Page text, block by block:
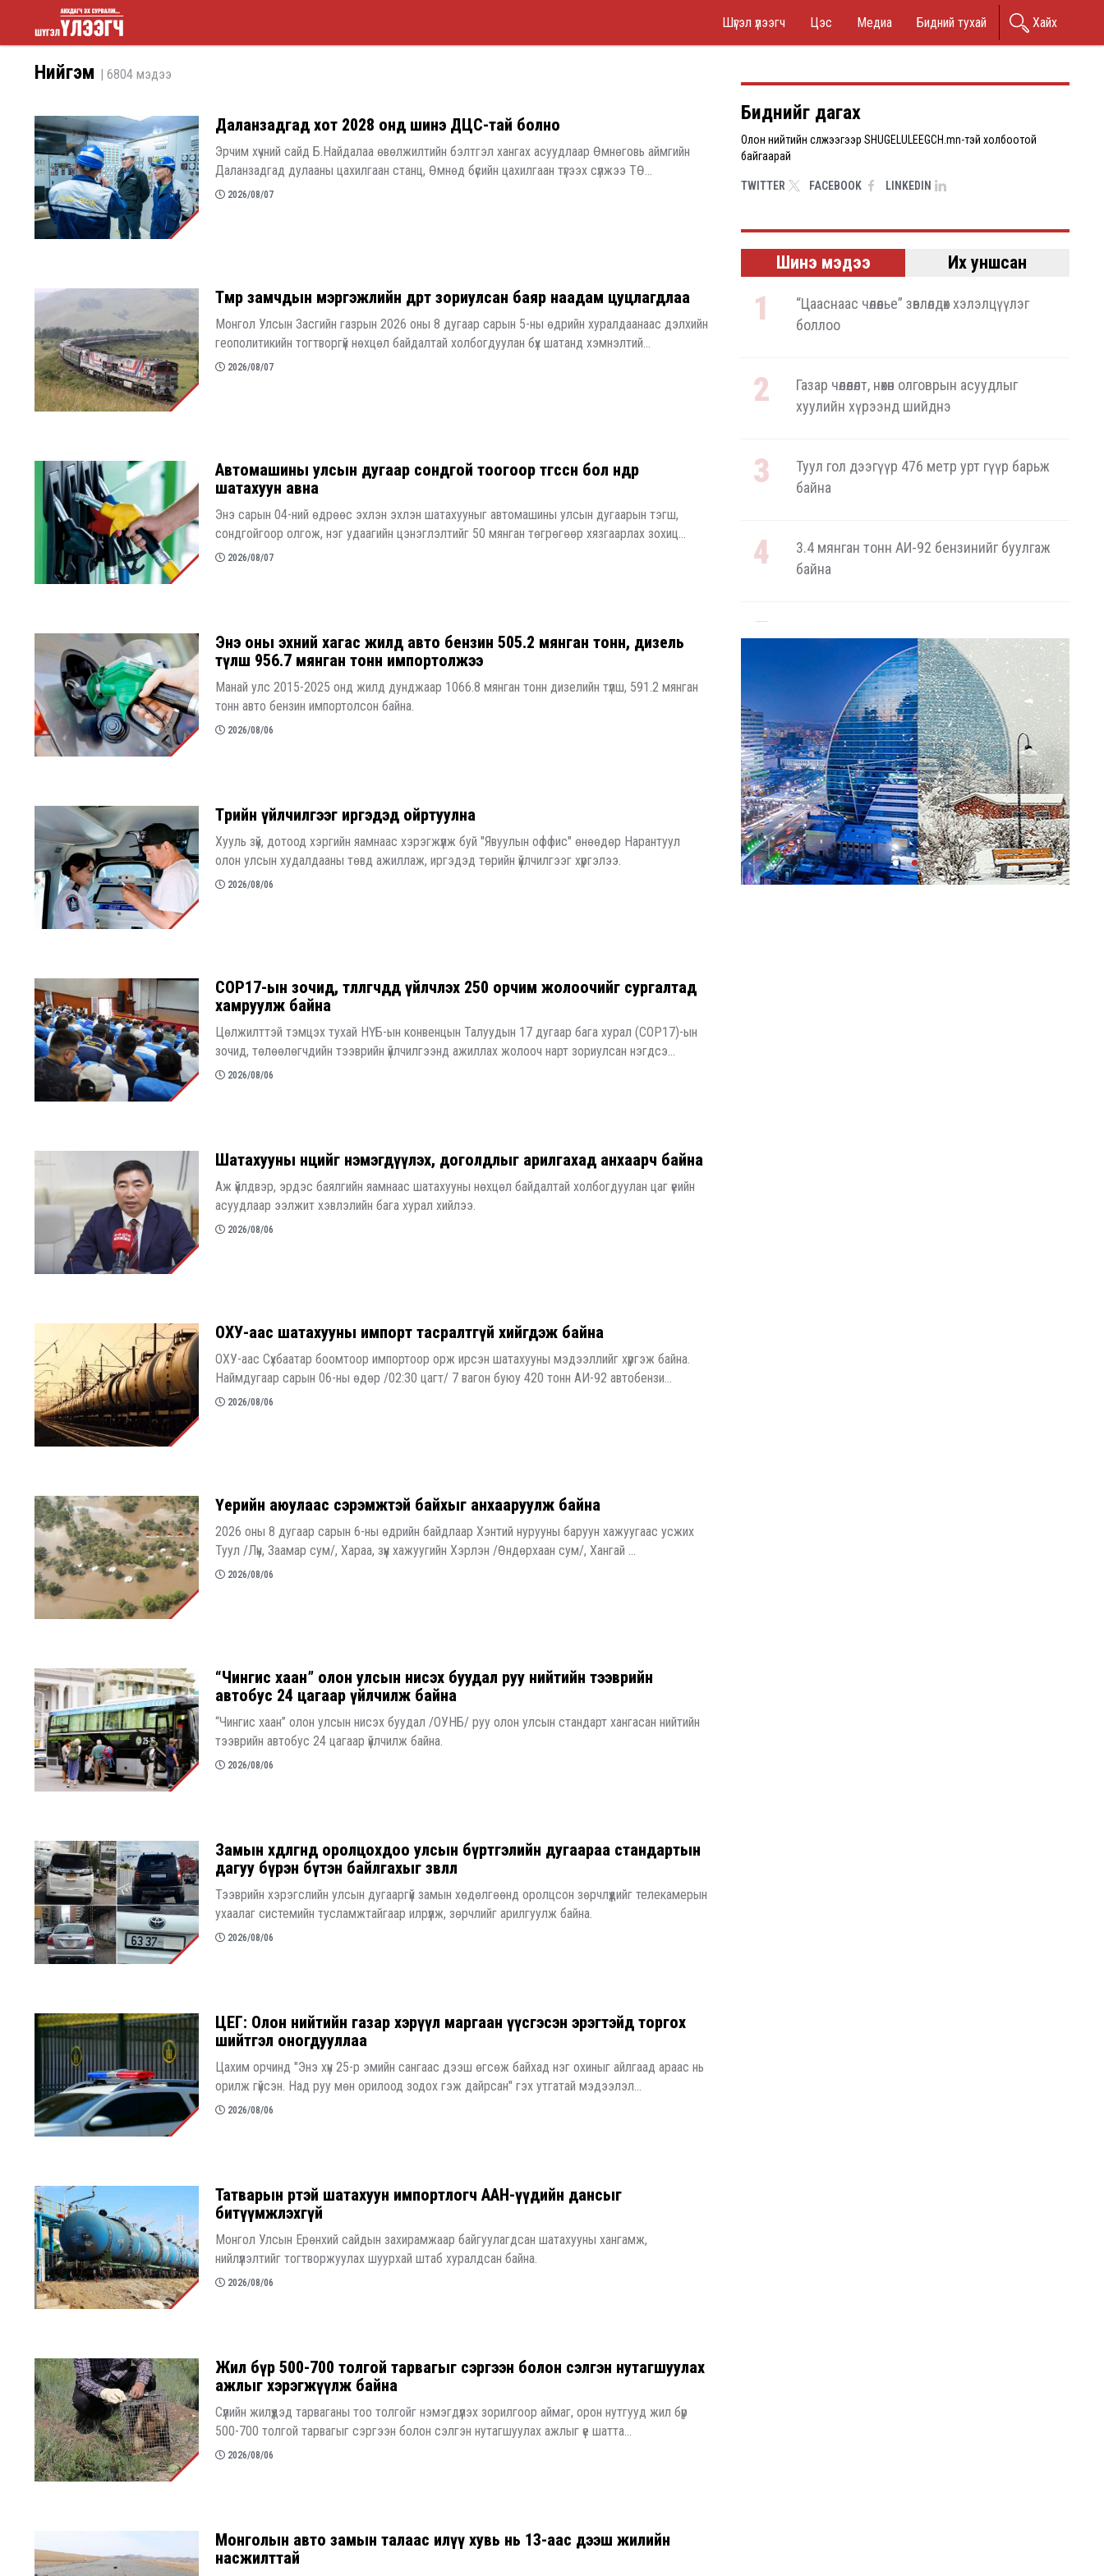
to
Шүгэл
үлээгч
Main
Menu
Шүгэл үлээгч Цэс Медиа Бидний тухай Хайх
Нийгэм | 6804 мэдээ
Даланзадгад хот 2028 онд шинэ ДЦС-тай болно
Эрчим хүчний сайд Б.Найдалаа өвөлжилтийн бэлтгэл хангах асуудлаар Өмнөговь аймгийн
Даланзадгад дулааны цахилгаан станц, Өмнөд бүсийн цахилгаан түгээх сүлжээ ТӨ...
2026/08/07
Төмөр замчдын мэргэжлийн өдөрт зориулсан баяр наадам цуцлагдлаа
Монгол Улсын Засгийн газрын 2026 оны 8 дугаар сарын 5-ны өдрийн хуралдаанаас дэлхийн
геополитикийн тогтворгүй нөхцөл байдалтай холбогдуулан бүх шатанд хэмнэлтий...
2026/08/07
Автомашины улсын дугаар сондгой тоогоор төгссөн бол өнөөдөр
шатахуун авна
Энэ сарын 04-ний өдрөөс эхлэн эхлэн шатахууныг автомашины улсын дугаарын тэгш,
сондгойгоор олгож, нэг удаагийн цэнэглэлтийг 50 мянган төгрөгөөр хязгаарлах зохиц...
2026/08/07
Энэ оны эхний хагас жилд авто бензин 505.2 мянган тонн, дизель
түлш 956.7 мянган тонн импортолжээ
Манай улс 2015-2025 онд жилд дунджаар 1066.8 мянган тонн дизелийн түлш, 591.2 мянган
тонн авто бензин импортолсон байна.
2026/08/06
Төрийн үйлчилгээг иргэдэд ойртуулна
Хууль зүй, дотоод хэргийн яамнаас хэрэгжүүлж буй "Явуулын оффис" өнөөдөр Нарантуул
олон улсын худалдааны төвд ажиллаж, иргэдэд төрийн үйлчилгээг хүргэлээ.
2026/08/06
COP17-ын зочид, төлөөлөгчдөд үйлчлэх 250 орчим жолоочийг сургалтад
хамруулж байна
Цөлжилттэй тэмцэх тухай НҮБ-ын конвенцын Талуудын 17 дугаар бага хурал (COP17)-ын
зочид, төлөөлөгчдийн тээврийн үйлчилгээнд ажиллах жолооч нарт зориулсан нэгдсэ...
2026/08/06
Шатахууны нөөцийг нэмэгдүүлэх, доголдлыг арилгахад анхаарч байна
Аж үйлдвэр, эрдэс баялгийн яамнаас шатахууны нөхцөл байдалтай холбогдуулан цаг үеийн
асуудлаар ээлжит хэвлэлийн бага хурал хийлээ.
2026/08/06
ОХУ-аас шатахууны импорт тасралтгүй хийгдэж байна
ОХУ-аас Сүхбаатар боомтоор импортоор орж ирсэн шатахууны мэдээллийг хүргэж байна.
Наймдугаар сарын 06-ны өдөр /02:30 цагт/ 7 вагон буюу 420 тонн АИ-92 автобензи...
2026/08/06
Үерийн аюулаас сэрэмжтэй байхыг анхааруулж байна
2026 оны 8 дугаар сарын 6-ны өдрийн байдлаар Хэнтий нурууны баруун хажуугаас усжих
Туул /Лүн, Заамар сум/, Хараа, зүүн хажуугийн Хэрлэн /Өндөрхаан сум/, Хангай ...
2026/08/06
“Чингис хаан” олон улсын нисэх буудал руу нийтийн тээврийн
автобус 24 цагаар үйлчилж байна
“Чингис хаан” олон улсын нисэх буудал /ОУНБ/ руу олон улсын стандарт хангасан нийтийн
тээврийн автобус 24 цагаар үйлчилж байна.
2026/08/06
Замын хөдөлгөөнд оролцохдоо улсын бүртгэлийн дугаараа стандартын
дагуу бүрэн бүтэн байлгахыг зөвлөлөө
Тээврийн хэрэгслийн улсын дугааргүй замын хөдөлгөөнд оролцсон зөрчлүүдийг телекамерын
ухаалаг системийн тусламжтайгаар илрүүлж, зөрчлийг арилгуулж байна.
2026/08/06
ЦЕГ: Олон нийтийн газар хэрүүл маргаан үүсгэсэн эрэгтэйд торгох
шийтгэл оногдууллаа
Цахим орчинд "Энэ хүн 25-р эмийн сангаас дээш өгсөж байхад нэг охиныг айлгаад араас нь
орилж гүйсэн. Над руу мөн орилоод зодох гэж дайрсан" гэх утгатай мэдээлэл...
2026/08/06
Татварын өртэй шатахуун импортлогч ААН-үүдийн дансыг
битүүмжлэхгүй
Монгол Улсын Ерөнхий сайдын захирамжаар байгуулагдсан шатахууны хангамж,
нийлүүлэлтийг тогтворжуулах шуурхай штаб хуралдсан байна.
2026/08/06
Жил бүр 500-700 толгой тарвагыг сэргээн болон сэлгэн нутагшуулах
ажлыг хэрэгжүүлж байна
Сүүлийн жилүүдэд тарваганы тоо толгойг нэмэгдүүлэх зорилгоор аймаг, орон нутгууд жил бүр
500-700 толгой тарвагыг сэргээн болон сэлгэн нутагшуулах ажлыг үе шатта...
2026/08/06
Монголын авто замын талаас илүү хувь нь 13-аас дээш жилийн
насжилттай
Биднийг дагах
Олон нийтийн сүлжээгээр SHUGELULEEGCH.mn-тэй холбоотой
байгаарай
TWITTER FACEBOOK LINKEDIN
Шинэ мэдээ Их уншсан
“Цааснаас чөлөөлье” зөвлөлдөх хэлэлцүүлэг
боллоо
Газар чөлөөлөлт, нөхөн олговрын асуудлыг
хуулийн хүрээнд шийднэ
Туул гол дээгүүр 476 метр урт гүүр барьж
байна
3.4 мянган тонн АИ-92 бензинийг буулгаж
байна
мянган тонн АИ-92 автобензин тогтмол
нийлүүлэх хүсэлт тавилаа
Бамбай хоншоорт могойд хатгуулахаас
сэрэмжлээрэй
Ц.Идэрбат: Мал эмнэлгийн салбарын өрсөлдөх
чадварыг нэмэгдүүлэхийн тулд 10
чиглэлээр 20 арга хэмжээ хэрэгжүүлнэ